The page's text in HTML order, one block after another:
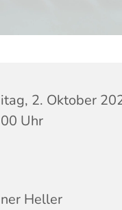
2. Oktober
Uhr
Heller